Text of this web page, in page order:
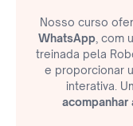
Nosso curso
WhatsApp, com
treinada pela
e proporcionar
interativa.
acompanhar